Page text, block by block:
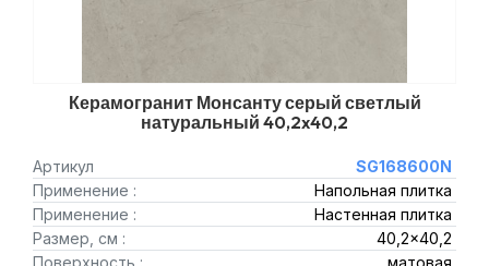
Керамогранит Монсанту серый светлый
натуральный 40,2x40,2
Артикул
SG168600N
Применение :
Напольная плитка
Применение :
Настенная плитка
Размер, см :
40,2x40,2
Поверхность :
матовая